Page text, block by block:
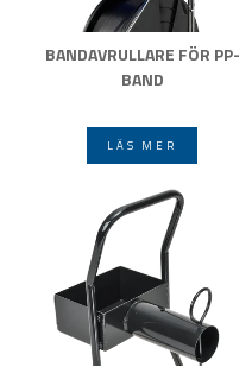
BANDAVRULLARE FÖR PP-
BAND
LÄS MER